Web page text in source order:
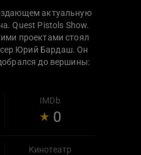
актуальную
Quest Pistols Show.
проектами стоял
Юрий Бардаш. Он
до вершины:
песни важнее, чем
IMDb
0
Кинотеатр